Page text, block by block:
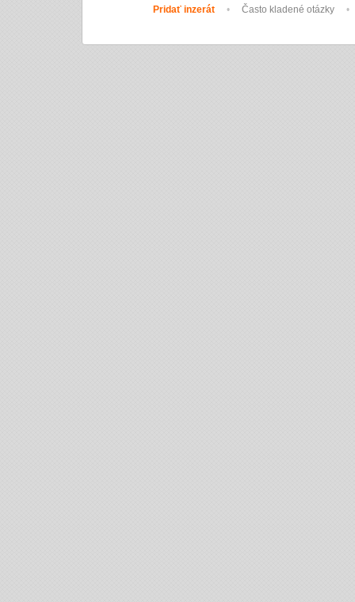
Pridať inzerát • Často kladené otázky •